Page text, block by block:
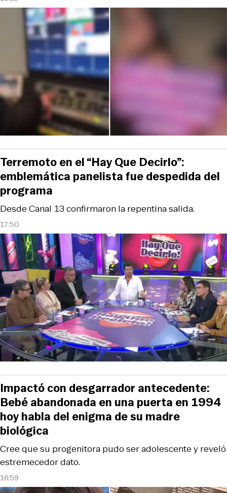
17:50
Desde Canal 13 confirmaron la repentina salida.
Terremoto en el “Hay Que Decirlo”:
emblemática panelista fue despedida del
programa
16:59
Cree que su progenitora pudo ser adolescente y reveló
estremecedor dato.
Impactó con desgarrador antecedente:
Bebé abandonada en una puerta en 1994
hoy habla del enigma de su madre
biológica